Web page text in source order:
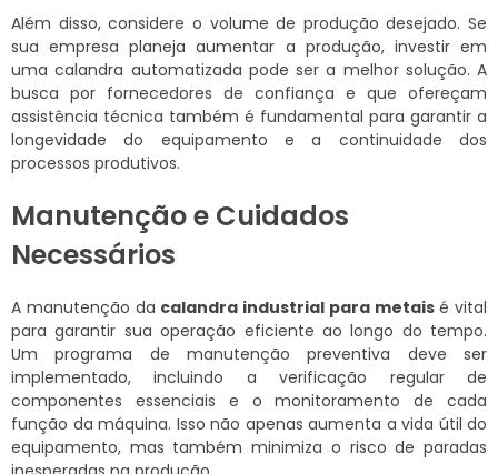
Além disso, considere o volume de produção desejado. Se
sua empresa planeja aumentar a produção, investir em
uma calandra automatizada pode ser a melhor solução. A
busca por fornecedores de confiança e que ofereçam
assistência técnica também é fundamental para garantir a
longevidade do equipamento e a continuidade dos
processos produtivos.
Manutenção e Cuidados
Necessários
A manutenção da calandra industrial para metaisé vital
para garantir sua operação eficiente ao longo do tempo.
Um programa de manutenção preventiva deve ser
implementado, incluindo a verificação regular de
componentes essenciais e o monitoramento de cada
função da máquina. Isso não apenas aumenta a vida útil do
equipamento, mas também minimiza o risco de paradas